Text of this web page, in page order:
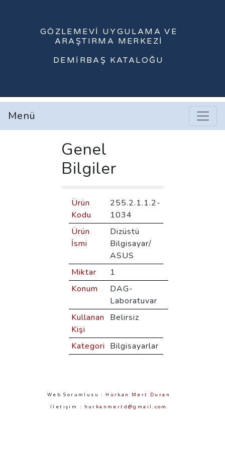
GÖZLEMEVI UYGULAMA VE
ARAŞTIRMA MERKEZI
DEMIRBAŞ KATALOĞU
Menü
Genel
Bilgiler
Ürün
Kodu
255.2.1.1.2-
1034
Ürün
İsmi
Dizüstü
Bilgisayar/
ASUS
Miktar
1
Konum
DAG-
Laboratuvar
Kullanan
Kişi
Belirsiz
Kategori Bilgisayarlar
Web Sorumlusu : Hürkan Mert Duran
İletişim : hurkanmertd@gmail.com